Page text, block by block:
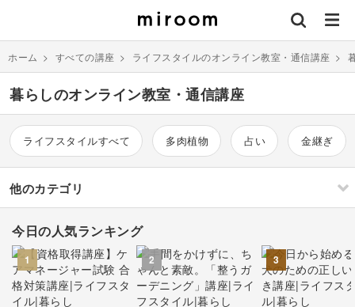
ホーム > すべての講座 > ライフスタイルのオンライン教室・通信講座 >
暮らしのオンライン教室・通信講座
ライフスタイルすべて 多肉植物 占い 金継ぎ
他のカテゴリ
刺繍
すべて
すべて
ソーイング イラスト・絵画
今日の人気ランキング
1 2 3